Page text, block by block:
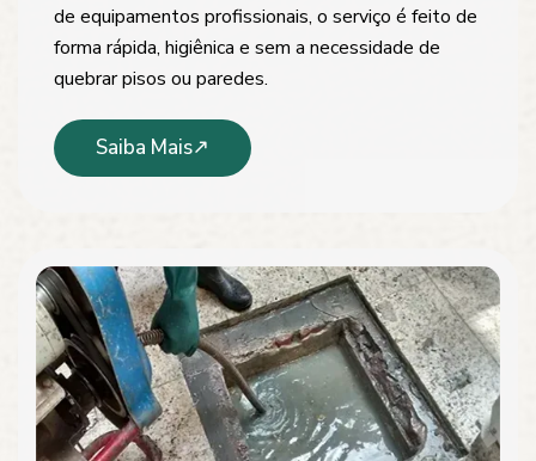
de equipamentos profissionais, o serviço é feito de
forma rápida, higiênica e sem a necessidade de
quebrar pisos ou paredes.
Saiba Mais